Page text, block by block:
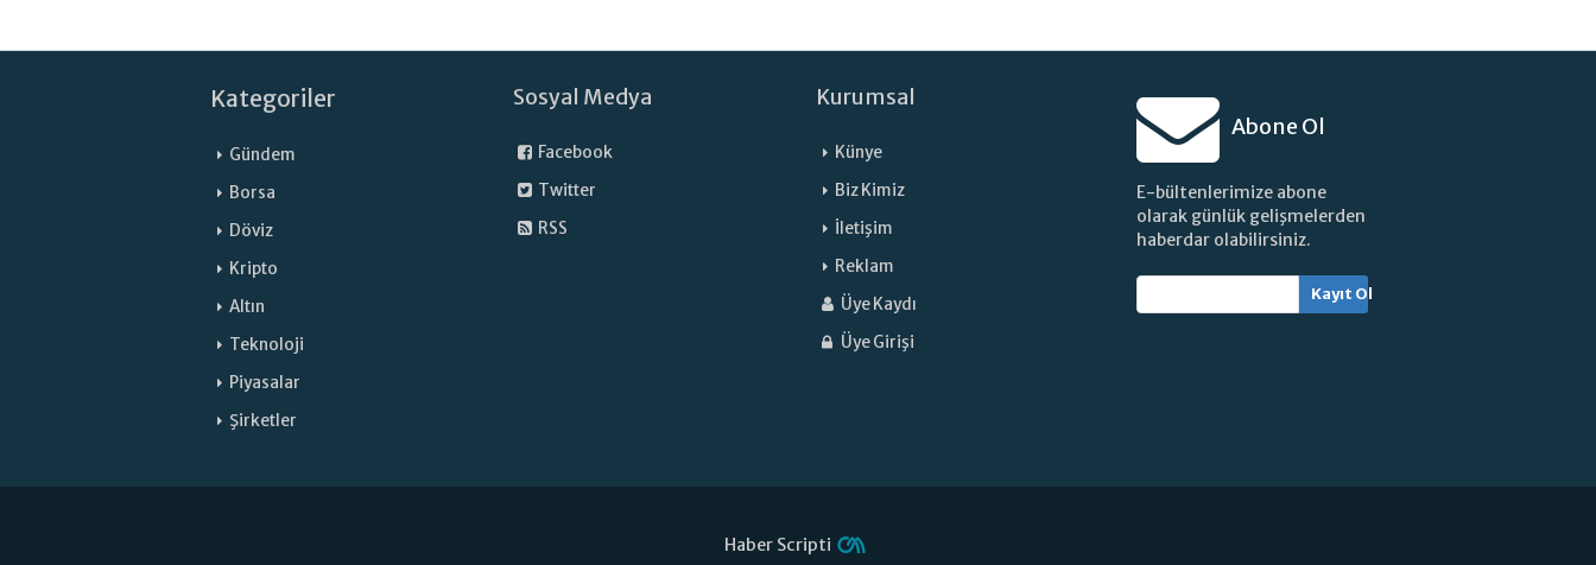
Kategoriler
Gündem
Borsa
Döviz
Kripto
Altın
Teknoloji
Piyasalar
Şirketler
Sosyal Medya
Facebook
Twitter
RSS
Kurumsal
Künye
Biz Kimiz
İletişim
Reklam
Üye Kaydı
Üye Girişi
Abone Ol
E-bültenlerimize abone
olarak günlük gelişmelerden
haberdar olabilirsiniz.
Kayıt Ol
Haber Scripti